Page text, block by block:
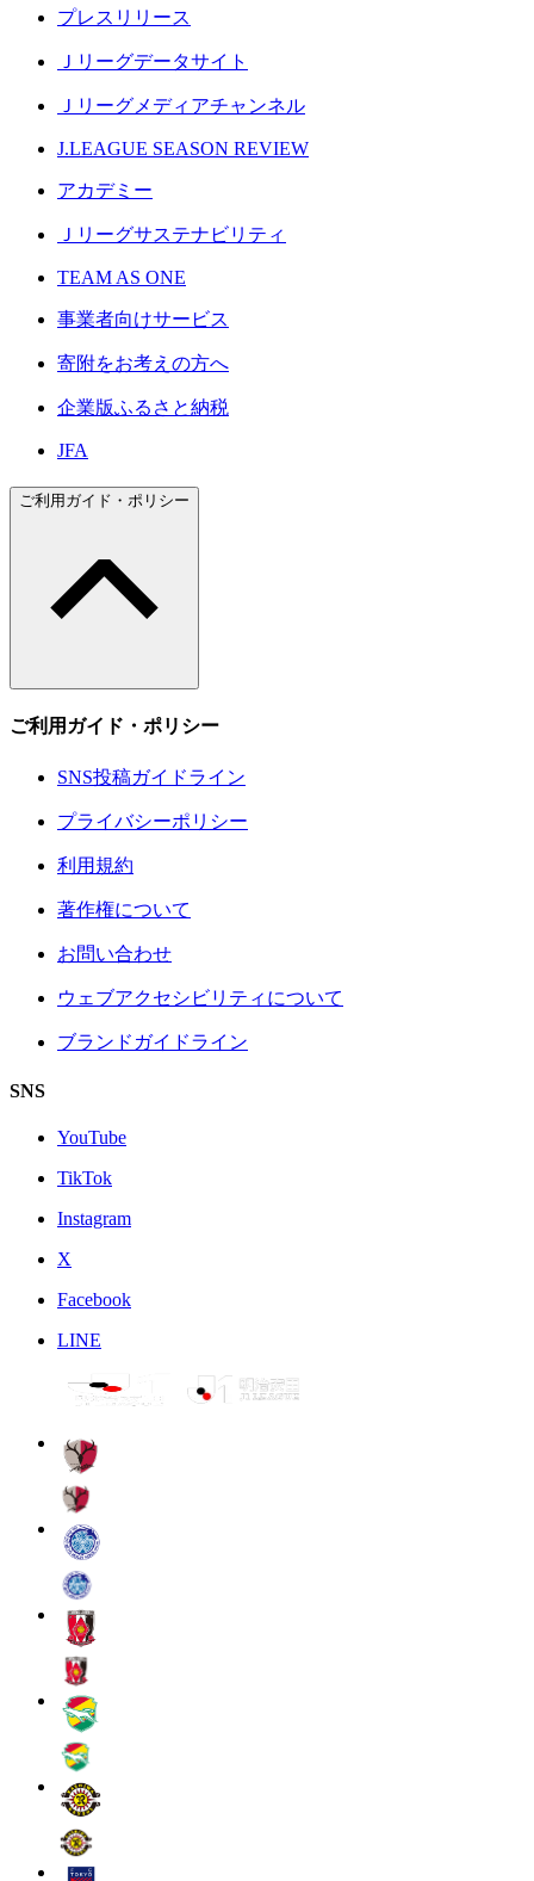
プレスリリース
Ｊリーグデータサイト
Ｊリーグメディアチャンネル
J.LEAGUE SEASON REVIEW
アカデミー
Ｊリーグサステナビリティ
TEAM AS ONE
事業者向けサービス
寄附をお考えの方へ
企業版ふるさと納税
JFA
ご利用ガイド・ポリシー
ご利用ガイド・ポリシー
SNS投稿ガイドライン
プライバシーポリシー
利用規約
著作権について
お問い合わせ
ウェブアクセシビリティについて
ブランドガイドライン
SNS
YouTube
TikTok
Instagram
X
Facebook
LINE